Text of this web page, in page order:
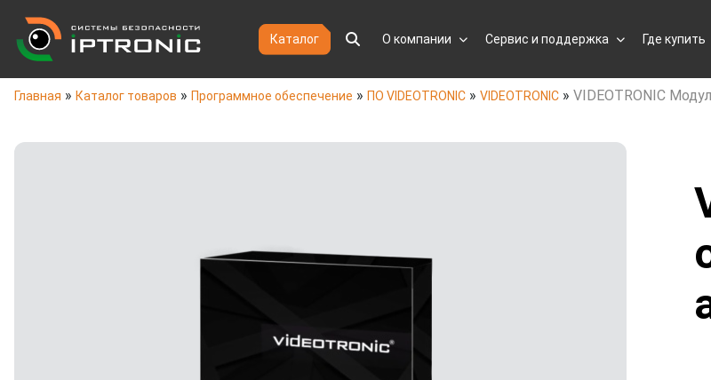
Каталог О компании Сервис и поддержка Где купить
Главная » Каталог товаров » Программное обеспечение » ПО VIDEOTRONIC » VIDEOTRONIC » VIDEOTRONIC